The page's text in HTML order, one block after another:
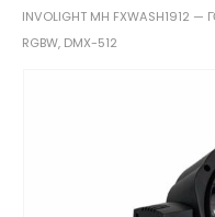
INVOLIGHT MH FXWASH1912
RGBW, DMX-512